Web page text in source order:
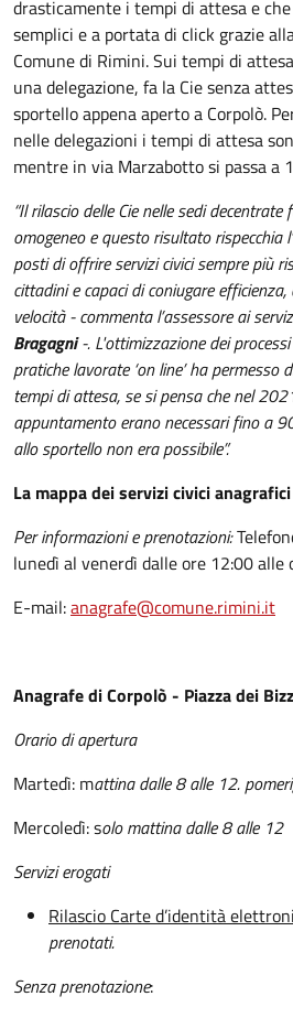
drasticamente i tempi di attesa e
semplici e a portata di click grazie
Comune di Rimini. Sui tempi di
una delegazione, fa la Cie senza
sportello appena aperto a Corpolò.
nelle delegazioni i tempi di attesa
mentre in via Marzabotto si passa a
“Il rilascio delle Cie nelle sedi
omogeneo e questo risultato rispecchia
posti di offrire servizi civici sempre più
cittadini e capaci di coniugare
velocità - commenta l’assessore ai
Bragagni-. L'ottimizzazione dei
pratiche lavorate ‘on line’ ha permesso
tempi di attesa, se si pensa che nel
appuntamento erano necessari fino a
allo sportello non era possibile”.
La mappa dei servizi civici anagrafici
Per informazioni e prenotazioni:
lunedì al venerdì dalle ore 12:00 alle
E-mail:anagrafe@comune.rimini.it
Anagrafe di Corpolò - Piazza dei
Orario di apertura
Martedì: mattina dalle 8 alle 12.
Mercoledì: solo mattina dalle 8 alle 12
Servizi erogati
Rilascio Carte d’identità
prenotati.
Senza prenotazione: